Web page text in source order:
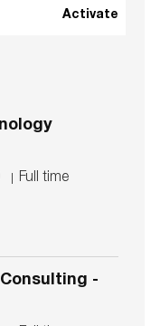
Activate
J
e
Full time
- Technology
-